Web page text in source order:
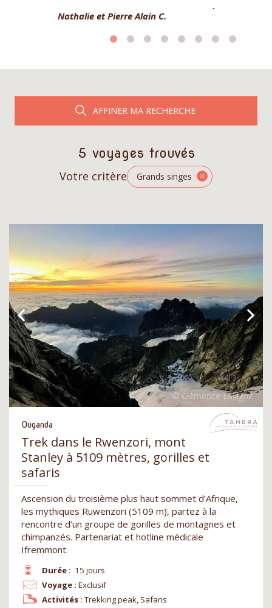
Nathalie et Pierre Alain C.
AFFINER MA RECHERCHE
5 voyages trouvés
Votre critère Grands singes
Ouganda
Trek dans le Rwenzori, mont
Stanley à 5109 mètres, gorilles et
safaris
Ascension du troisième plus haut sommet d’Afrique,
les mythiques Ruwenzori (5109 m), partez à la
rencontre d’un groupe de gorilles de montagnes et
chimpanzés. Partenariat et hotline médicale
Ifremmont.
Durée : 15 jours
Voyage : Exclusif
Activités : Trekking peak, Safaris